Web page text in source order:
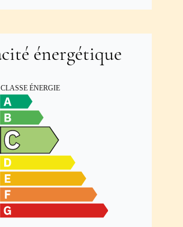
énergétique